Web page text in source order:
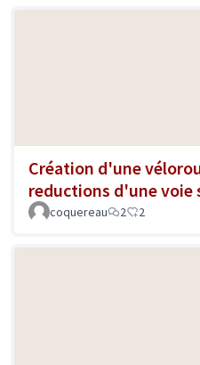
Création d'une
reductions d'une voie
coquereau 2 2